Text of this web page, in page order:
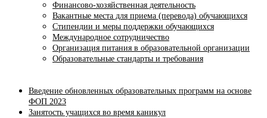
Финансово-хозяйственная деятельность
Вакантные места для приема (перевода) обучающихся
Стипендии и меры поддержки обучающихся
Международное сотрудничество
Организация питания в образовательной организации
Образовательные стандарты и требования
Введение обновленных образовательных программ на основе
ФОП 2023
Занятость учащихся во время каникул